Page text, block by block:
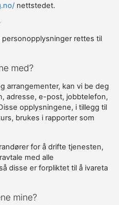
nettstedet.
rettes til
med?
arrangementer, kan vi be deg
adresse, e-post, jobbtelefon,
opplysningene, i tillegg til
brukes i rapporter som
for å drifte tjenesten,
med alle
disse er forpliktet til å ivareta
mine?